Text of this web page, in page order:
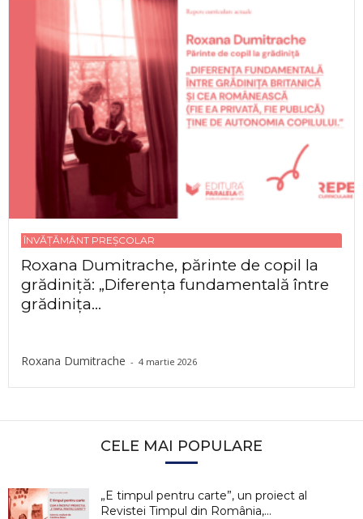
ÎNVĂȚĂMÂNT PREȘCOLAR
Roxana Dumitrache, părinte de copil la
grădiniță: „Diferența fundamentală între
grădinița...
Roxana Dumitrache - 4 martie 2026
CELE MAI POPULARE
„E timpul pentru carte”, un proiect al
Revistei Timpul din România,...